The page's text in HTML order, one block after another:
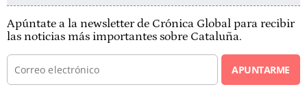
Apúntate a la newsletter de Crónica Global para recibir
las noticias más importantes sobre Cataluña.
APUNTARME